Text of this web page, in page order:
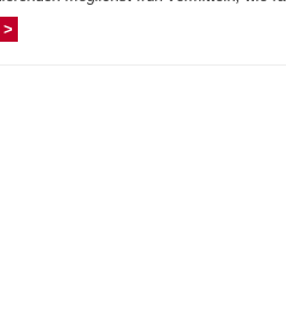
>